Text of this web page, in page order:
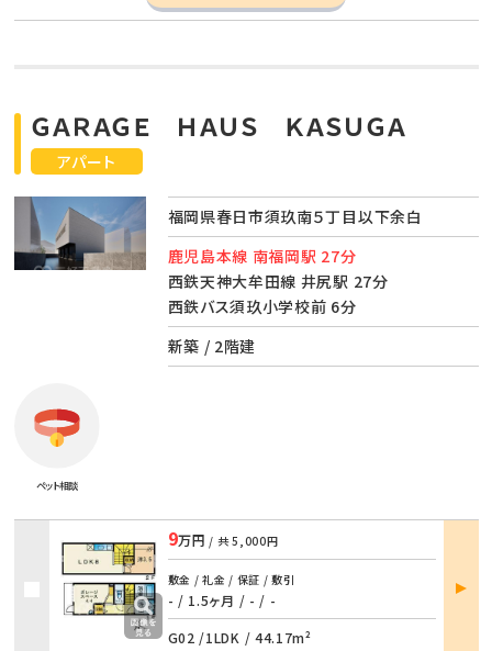
アパート
ＧＡＲＡＧＥ ＨＡＵＳ ＫＡＳＵＧＡ
福岡県春日市須玖南５丁目以下余白
鹿児島本線 南福岡駅 27分
西鉄天神大牟田線 井尻駅 27分
西鉄バス須玖小学校前 6分
新築 / 2階建
ペット相談
9万円 / 共5,000円
敷金 / 礼金 / 保証 / 敷引
- / 1.5ヶ月 / - / -
G02 /1LDK / 44.17m²
部屋
詳細